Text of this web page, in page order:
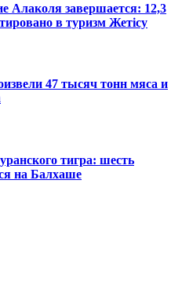
Алаколя завершается: 12,3
в туризм Жетісу
47 тысяч тонн мяса и
тигра: шесть
на Балхаше